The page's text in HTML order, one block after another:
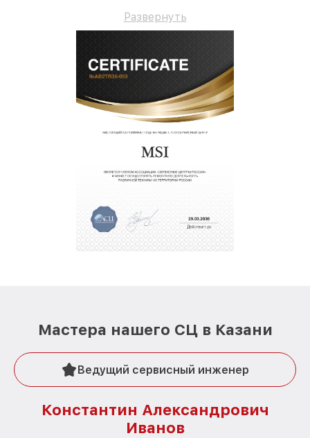
Развернуть
Мастера нашего СЦ в Казани
Ведущий сервисный инженер
Константин Александрович
Иванов